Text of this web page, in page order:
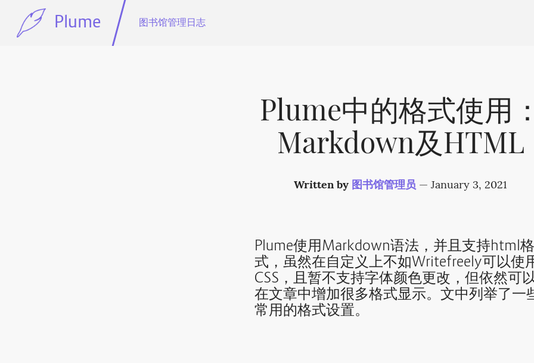
Plume 图书馆管理日志
Plume中的格式使用
Markdown及HTML
Written by 图书馆管理员 — January 3, 2021
Plume使用Markdown语法，并且支持html格
式，虽然在自定义上不如Writefreely可以使
CSS，且暂不支持字体颜色更改，但依然可
在文章中增加很多格式显示。文中列举了一
常用的格式设置。